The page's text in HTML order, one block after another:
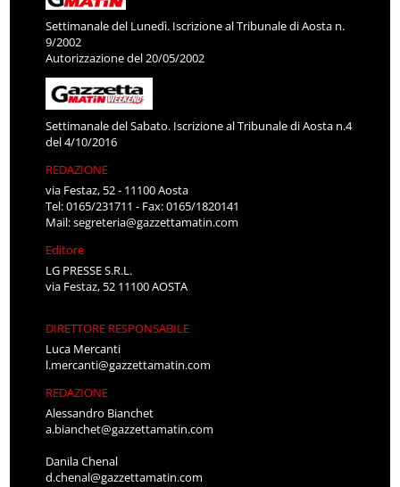
Settimanale del Lunedì. Iscrizione al Tribunale di Aosta n.
9/2002
Autorizzazione del 20/05/2002
Settimanale del Sabato. Iscrizione al Tribunale di Aosta n.4
del 4/10/2016
REDAZIONE
via Festaz, 52 - 11100 Aosta
Tel: 0165/231711 - Fax: 0165/1820141
Mail:segreteria@gazzettamatin.com
Editore
LG PRESSE S.R.L.
via Festaz, 52 11100 AOSTA
DIRETTORE RESPONSABILE
Luca Mercanti
l.mercanti@gazzettamatin.com
REDAZIONE
Alessandro Bianchet
a.bianchet@gazzettamatin.com
Danila Chenal
d.chenal@gazzettamatin.com